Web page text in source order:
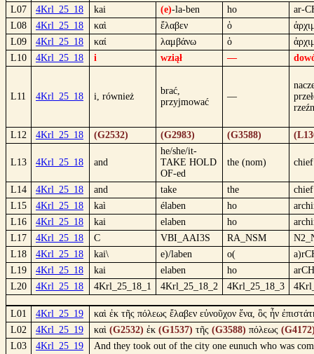
L07
4Krl_25_18 kai (e)-la-ben ho
ar-
L08
4Krl_25_18 καὶ ἔλαβεν ὁ
L09
4Krl_25_18 καί λαμβάνω ὁ
L10
4Krl_25_18 i wziął —
L11 4Krl_25_18 i, również
brać,
przyjmować
—
L12 4Krl_25_18 (G2532) (G2983) (G3588)
L13 4Krl_25_18 and
he/she/it-
TAKE HOLD
OF-ed
the (nom)
L14 4Krl_25_18 and take the
L15
4Krl_25_18 kaì élaben ho
L16
4Krl_25_18 kai elaben ho
L17
4Krl_25_18 C VBI_AAI3S RA_NSM
L18
4Krl_25_18 kai\ e)/laben o(
L19
4Krl_25_18 kai elaben ho
L20
4Krl_25_18 4Krl_25_18_1 4Krl_25_18_2 4Krl_25_18_3
L01 4Krl_25_19
καὶ ἐκ τῆς πόλεως ἔλαβεν εὐνοῦχον ἕνα, ὃς ἦν
L02
4Krl_25_19 καὶ (G2532) ἐκ (G1537) τῆς (G3588) πόλεως
L03
4Krl_25_19 And they took out of the city one eunuch who was